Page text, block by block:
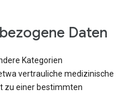
Daten
Kategorien
vertrauliche medizinische
zu einer bestimmten